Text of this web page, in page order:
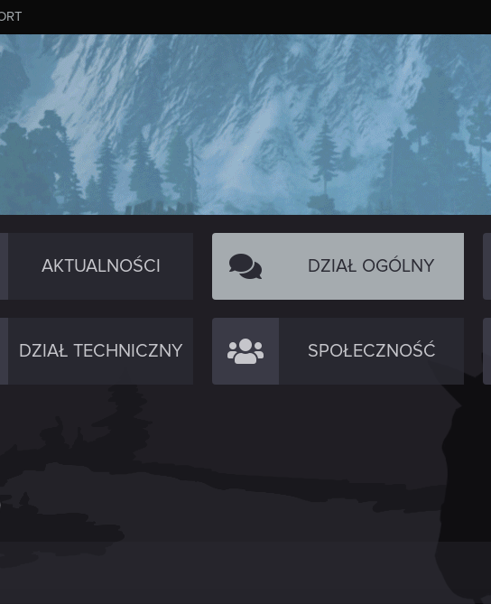
AKTUALNOŚCI DZIAŁ OGÓLNY
DZIAŁ TECHNICZNY SPOŁECZNOŚĆ